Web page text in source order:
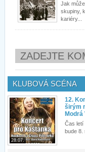
Jak
skupiny,
kariéry...
ZADEJTE
KLUBOVÁ SCÉNA
28.07.
12.
širým
Modrá
Čas letí
bude 8.